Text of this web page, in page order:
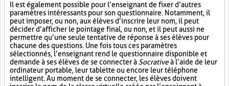
Il est également possible pour l’enseignant de fixer d’autres
paramètres intéressants pour son questionnaire. Notamment, il
peut imposer, ou non, aux élèves d’inscrire leur nom, il peut
décider d’afficher le pointage final, ou non, et il peut aussi ne
permettre qu’une seule tentative de réponse à ses élèves pour
chacune des questions. Une fois tous ces paramètres
sélectionnés, l’enseignant rend le questionnaire disponible et
demande à ses élèves de se connecter à Socrativeà l’aide de leur
ordinateur portable, leur tablette ou encore leur téléphone
intelligent. Au moment de se connecter, les élèves doivent